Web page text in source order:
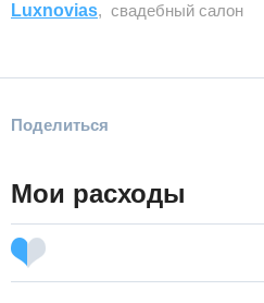
Luxnovias, свадебный салон
Поделиться
Мои расходы